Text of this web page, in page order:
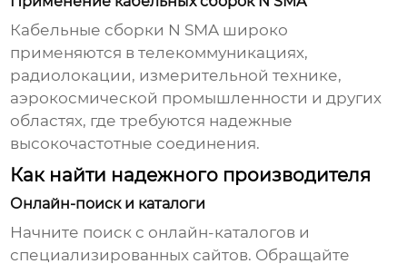
Кабельные сборки N SMA широко
применяются в телекоммуникациях,
радиолокации, измерительной технике,
аэрокосмической промышленности и других
областях, где требуются надежные
высокочастотные соединения.
Как найти надежного производителя
Онлайн-поиск и каталоги
Начните поиск с онлайн-каталогов и
специализированных сайтов. Обращайте